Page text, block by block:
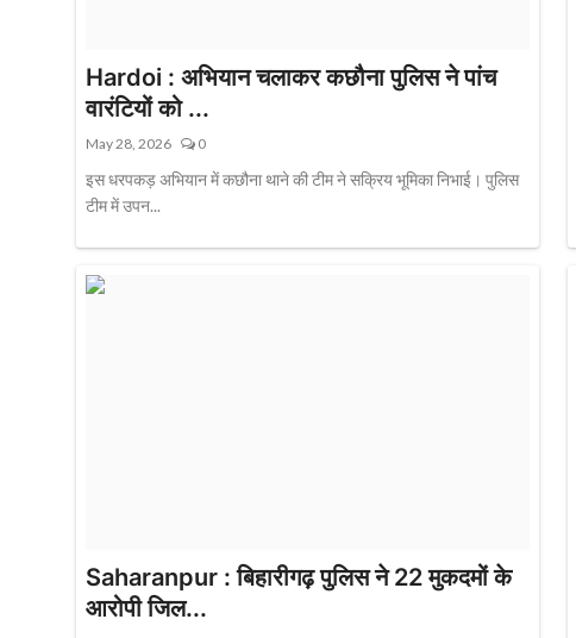
Hardoi : अभियान चलाकर कछौना पुलिस ने पांच
वारंटियों को ...
May 28, 2026 0
इस धरपकड़ अभियान में कछौना थाने की टीम ने सक्रिय भूमिका निभाई। पुलिस
टीम में उपन...
Saharanpur : बिहारीगढ़ पुलिस ने 22 मुकदमों के
आरोपी जिल...